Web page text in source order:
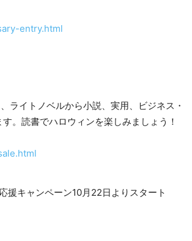
entry.html
ライトノベルから小説、実用、ビジネス・
。読書でハロウィンを楽しみましょう！